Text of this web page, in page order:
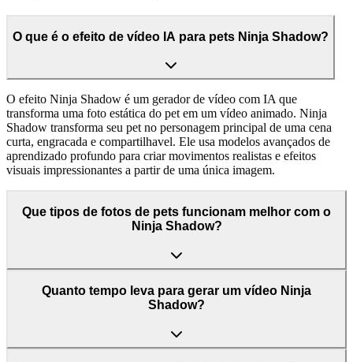
O que é o efeito de vídeo IA para pets Ninja Shadow?
O efeito Ninja Shadow é um gerador de vídeo com IA que
transforma uma foto estática do pet em um vídeo animado. Ninja
Shadow transforma seu pet no personagem principal de uma cena
curta, engracada e compartilhavel. Ele usa modelos avançados de
aprendizado profundo para criar movimentos realistas e efeitos
visuais impressionantes a partir de uma única imagem.
Que tipos de fotos de pets funcionam melhor com o
Ninja Shadow?
Quanto tempo leva para gerar um vídeo Ninja
Shadow?